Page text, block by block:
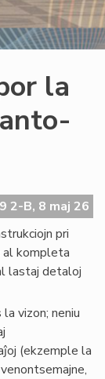
la
2-B, 8 maj 26
pri
al kompleta
lastaj detaloj
vizon; neniu
(ekzemple la